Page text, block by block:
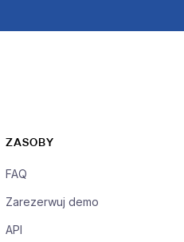
ZASOBY
FAQ
Zarezerwuj demo
API